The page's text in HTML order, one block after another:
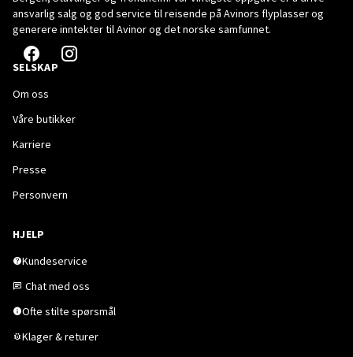
ansvarlig salg og god service til reisende på Avinors flyplasser og
generere inntekter til Avinor og det norske samfunnet.
SELSKAP
Om oss
Våre butikker
Karriere
Presse
Personvern
HJELP
Kundeservice
Chat med oss
Ofte stilte spørsmål
Klager & returer